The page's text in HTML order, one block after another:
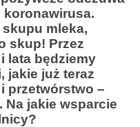
mleka,
skup! Przez
lata będziemy
jakie już teraz
przetwórstwo –
Na jakie wsparcie